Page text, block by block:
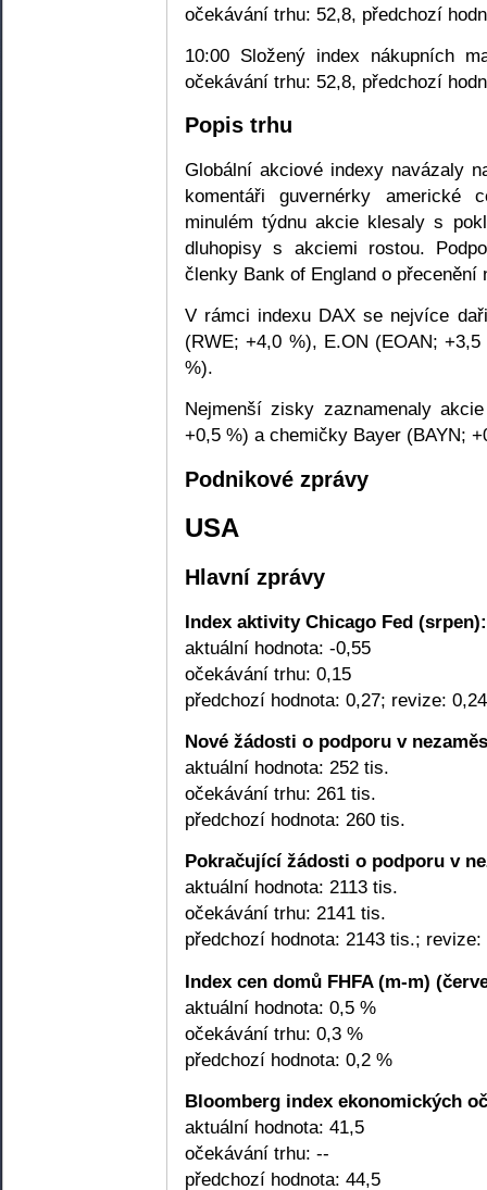
očekávání trhu: 52,8, předchozí
10:00 Složený index nákupních
očekávání trhu: 52,8, předchozí
Popis trhu
Globální akciové indexy navázaly
komentáři guvernérky americké
minulém týdnu akcie klesaly s
dluhopisy s akciemi rostou.
členky Bank of England o přecenění
V rámci indexu DAX se nejvíce
(RWE; +4,0 %), E.ON (EOAN;
%).
Nejmenší zisky zaznamenaly
+0,5 %) a chemičky Bayer (BAYN;
Podnikové zprávy
USA
Hlavní zprávy
Index aktivity Chicago Fed (srpen):
aktuální hodnota: -0,55
očekávání trhu: 0,15
předchozí hodnota: 0,27; revize: 0,24
Nové žádosti o podporu v
aktuální hodnota: 252 tis.
očekávání trhu: 261 tis.
předchozí hodnota: 260 tis.
Pokračující žádosti o podporu v
aktuální hodnota: 2113 tis.
očekávání trhu: 2141 tis.
předchozí hodnota: 2143 tis.; revize:
Index cen domů FHFA (m-m)
aktuální hodnota: 0,5 %
očekávání trhu: 0,3 %
předchozí hodnota: 0,2 %
Bloomberg index ekonomických
aktuální hodnota: 41,5
očekávání trhu: --
předchozí hodnota: 44,5